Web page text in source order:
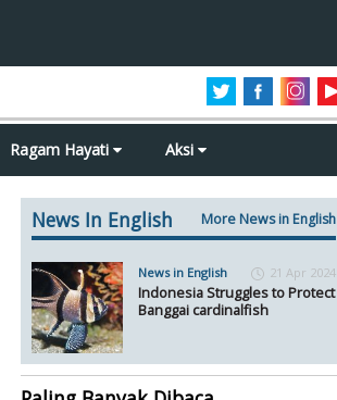
Ragam Hayati Aksi
News In English More News in English
News in English 21 Apr 2024
Indonesia Struggles to Protect
Banggai cardinalfish